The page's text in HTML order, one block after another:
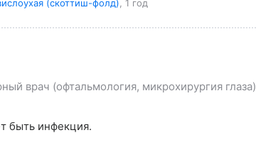
(скоттиш-фолд) , 1 год
врач (офтальмология, микрохирургия глаза)
быть инфекция.